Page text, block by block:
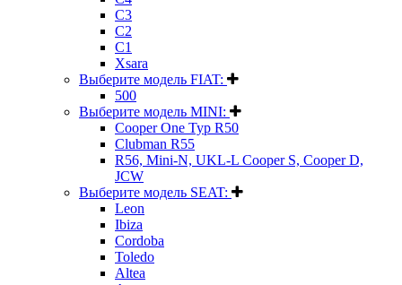
C3
C2
C1
Xsara
Выберите модель FIAT:
500
Выберите модель MINI:
Cooper One Typ R50
Clubman R55
R56, Mini-N, UKL-L Cooper S, Cooper D,
JCW
Выберите модель SEAT:
Leon
Ibiza
Cordoba
Toledo
Altea